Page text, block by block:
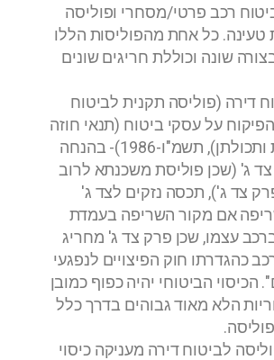
רכב פרטי/מסחרי ופוליסה
טעינה. כל אחת מהפוליסות הללו
שונה וכוללת חריגים שונים
דירה (פוליסה תקנית לביטוח
על עסקי ביטוח (תנאי חוזה
לביטוח דירות ותכולתן), תשמ"ו-1986)- בהנחה
ג' (שכן פוליסת משכנתא לרוב
צד ג'), תכסה נזקים לצד ג'
אם מקור השריפה בעמדת
עצמו, שכן פרק צד ג' מחריג
כהגדרתו חוק הפיצויים לנפגעי
הכיסוי הביטוחי יהיה כפוף כמובן
הלא מאוד גבוהים בדרך כלל
לביטוח דירה מעניקה כיסוי